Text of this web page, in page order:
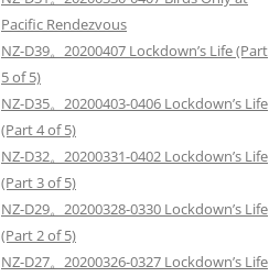
Pacific Rendezvous
NZ-D39。20200407 Lockdown’s Life (Part
5 of 5)
NZ-D35。20200403-0406 Lockdown’s Life
(Part 4 of 5)
NZ-D32。20200331-0402 Lockdown’s Life
(Part 3 of 5)
NZ-D29。20200328-0330 Lockdown’s Life
(Part 2 of 5)
NZ-D27。20200326-0327 Lockdown’s Life